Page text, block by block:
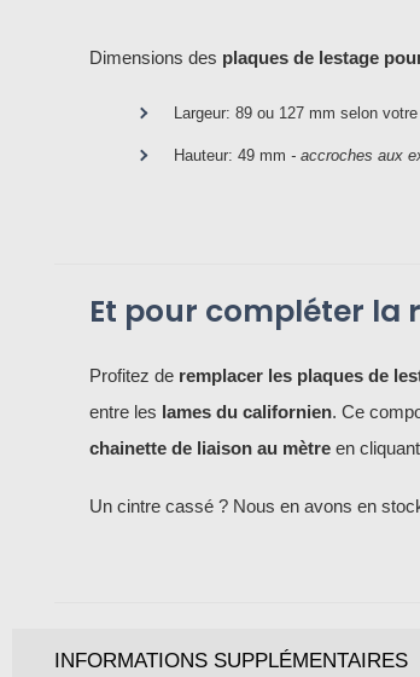
Dimensions des plaques de lestage
Largeur: 89 ou 127 mm selon
Hauteur: 49 mm - accroches aux
Et pour compléter la
Profitez de remplacer les plaques de
entre les lames du californien. Ce
chainette de liaison au mètre en cliquant
Un cintre cassé ? Nous en avons en
INFORMATIONS SUPPLÉMENTAIRES